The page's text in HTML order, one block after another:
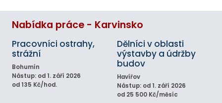
Nabídka práce - Karvinsko
Pracovníci ostrahy,
strážní
Bohumín
Nástup: od 1. září 2026
od 135 Kč/hod.
Dělníci v oblasti
výstavby a údržby
budov
Havířov
Nástup: od 1. září 2026
od 25 500 Kč/měsíc